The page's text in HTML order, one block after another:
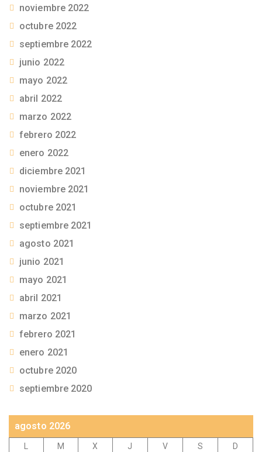
noviembre 2022
octubre 2022
septiembre 2022
junio 2022
mayo 2022
abril 2022
marzo 2022
febrero 2022
enero 2022
diciembre 2021
noviembre 2021
octubre 2021
septiembre 2021
agosto 2021
junio 2021
mayo 2021
abril 2021
marzo 2021
febrero 2021
enero 2021
octubre 2020
septiembre 2020
agosto 2026
M X J V S
D